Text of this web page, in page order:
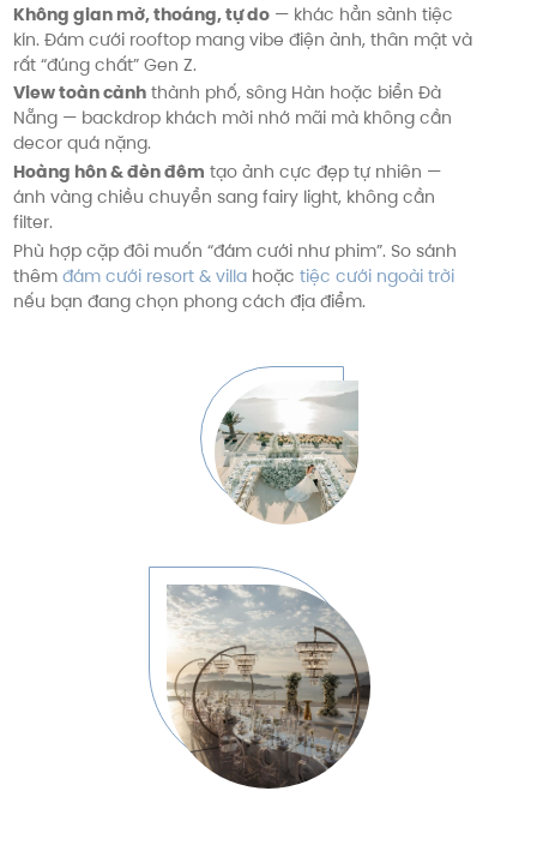
Không gian mở, thoáng, tự do— khác hẳn sảnh tiệc
kín. Đám cưới rooftop mang vibe điện ảnh, thân mật và
rất “đúng chất” Gen Z.
View toàn cảnhthành phố, sông Hàn hoặc biển Đà
Nẵng — backdrop khách mời nhớ mãi mà không cần
decor quá nặng.
Hoàng hôn & đèn đêm tạo ảnh cực đẹp tự nhiên —
ánh vàng chiều chuyển sang fairy light, không cần
filter.
Phù hợp cặp đôi muốn “đám cưới như phim”. So sánh
thêm đám cưới resort & villahoặc tiệc cưới ngoài trời
nếu bạn đang chọn phong cách địa điểm.